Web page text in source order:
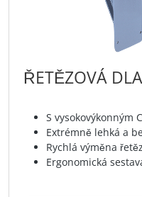
ŘETĚZOVÁ
S vysokovýkonným
Extrémně lehká a
Rychlá výměna
Ergonomická